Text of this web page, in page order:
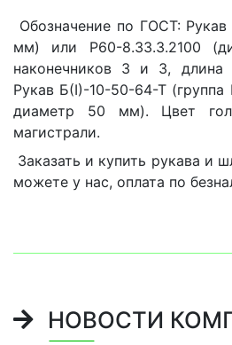
Обозначение по ГОСТ:
мм) или Р60-8.33.3.2100
наконечников 3 и 3,
Рукав Б(I)-10-50-64-Т (группа
диаметр 50 мм). Цвет
магистрали.
Заказать и купить рукава и
можете у нас, оплата по
НОВОСТИ